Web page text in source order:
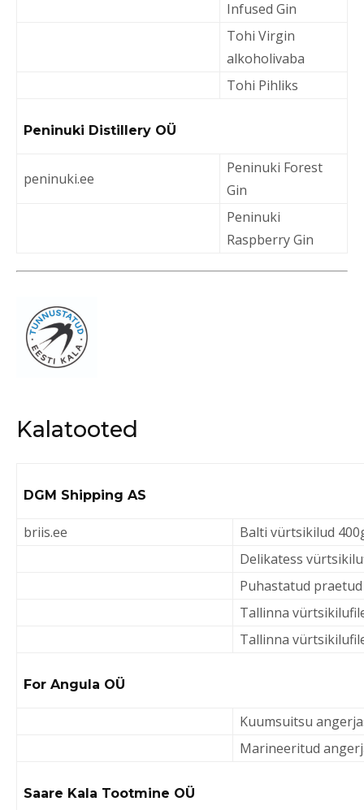
Infused Gin
Tohi Virgin
alkoholivaba
Tohi Pihliks
Peninuki Distillery OÜ
peninuki.ee
Peninuki Forest
Gin
Peninuki
Raspberry Gin
Kalatooted
DGM Shipping AS
briis.ee
Balti vürtsikilud
Delikatess
Puhastatud
Tallinna
Tallinna
For Angula OÜ
Kuumsuitsu
Marineeritud
Saare Kala Tootmine OÜ